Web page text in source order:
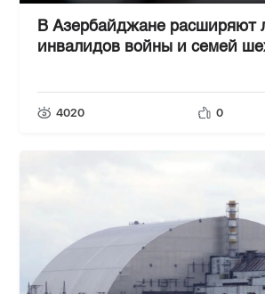
В Азербайджане расширяют
инвалидов войны и семей
4020 0